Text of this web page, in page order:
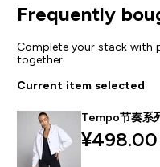
Frequently
Complete your stack
together
Current item selected
Tempo节奏系
¥498.00‎